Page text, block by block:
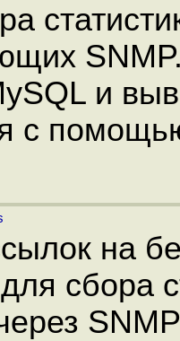
и
c
на
сбора
SNMP